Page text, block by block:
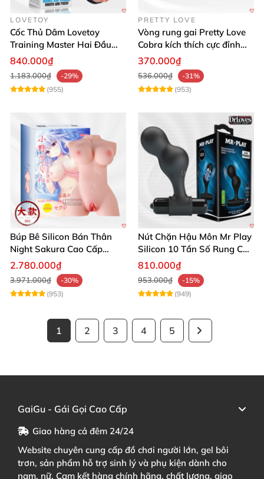
LOVETOY
Cốc Thủ Dâm Lovetoy
Training Master Hai Đầu
Siêu Thật, Tăng Khoái Cảm
840.000₫
1.183.000₫
-29%
(955)
PRETTY LOVE
Vòng rung gai Pretty Love
Cobra kích thích cực đỉnh
trải nghiệm
370.000₫
536.000₫
-31%
(953)
Búp Bê Silicon Bán Thân
Night Sakura Cao Cấp
Rung Đa Chức Năng
2.780.000₫
3.971.000₫
-30%
(953)
Nút Chặn Hậu Môn Mr Play
Silicon 10 Tần Số Rung Cao
Cấp
810.000₫
953.000₫
-15%
(949)
1 2 3 4 5
GaiGu - Gái Gọi Cao Cấp
Giao hàng cả đêm 24/24
Website chuyên cung cấp đồ chơi người lớn, gel bôi
trơn, sản phẩm hỗ trợ sinh lý và phụ kiện dành cho
nam, nữ. Cam kết hàng chính hãng, chất lượng, giao